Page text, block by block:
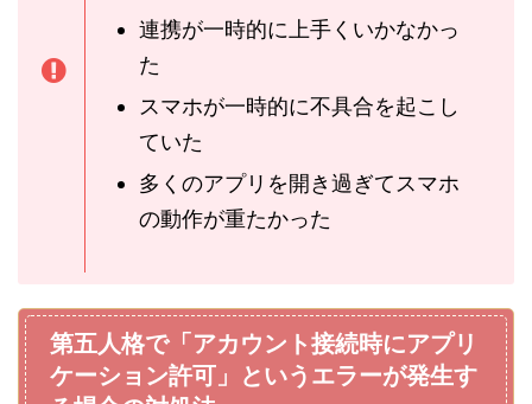
連携が一時的に上手くいかなかっ
た
スマホが一時的に不具合を起こし
ていた
多くのアプリを開き過ぎてスマホ
の動作が重たかった
第五人格で「アカウント接続時にアプリ
ケーション許可」というエラーが発生す